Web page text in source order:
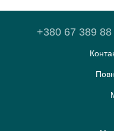
+380 67 389 88